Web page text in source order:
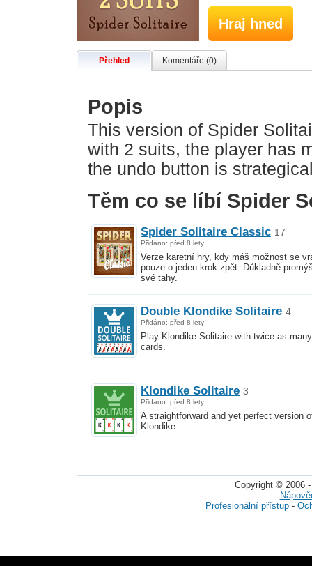
Hraj hned
Přehled Komentáře (0)
Popis
This version of Spider
with 2 suits, the player has
the undo button is
Těm co se líbí Spider
Spider Solitaire Classic 17
Přidáno: před 8 lety
Verze karetní hry, kdy máš možnost se
pouze o jeden krok zpět. Důkladně
své tahy.
Double Klondike Solitaire 4
Přidáno: před 8 lety
Play Klondike Solitaire with twice as many
cards.
Klondike Solitaire 3
Přidáno: před 8 lety
A straightforward and yet perfect version
Klondike.
Copyright © 2006
Profesionální přístup-